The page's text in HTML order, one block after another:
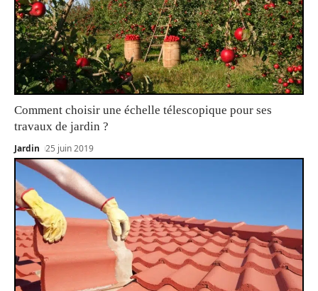
Comment choisir une échelle télescopique pour ses
travaux de jardin ?
Jardin 25 juin 2019